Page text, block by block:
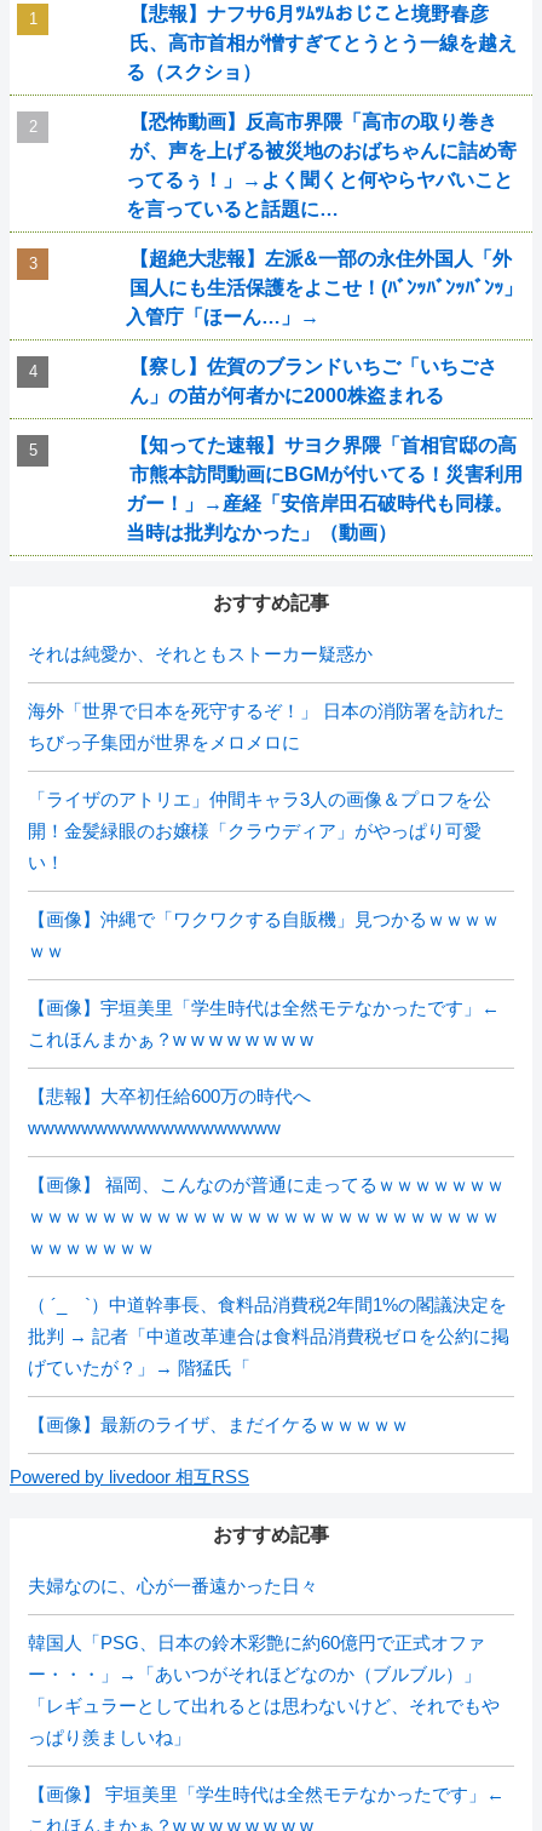
【悲報】ナフサ6月ﾂﾑﾂﾑおじこと境野春彦
氏、高市首相が憎すぎてとうとう一線を越え
る（スクショ）
【恐怖動画】反高市界隈「高市の取り巻き
が、声を上げる被災地のおばちゃんに詰め寄
ってるぅ！」→よく聞くと何やらヤバいこと
を言っていると話題に…
【超絶大悲報】左派&一部の永住外国人「外
国人にも生活保護をよこせ！(ﾊﾞﾝｯﾊﾞﾝｯﾊﾞﾝｯ」
入管庁「ほーん…」→
【察し】佐賀のブランドいちご「いちごさ
ん」の苗が何者かに2000株盗まれる
【知ってた速報】サヨク界隈「首相官邸の高
市熊本訪問動画にBGMが付いてる！災害利用
ガー！」→産経「安倍岸田石破時代も同様。
当時は批判なかった」（動画）
おすすめ記事
それは純愛か、それともストーカー疑惑か
海外「世界で日本を死守するぞ！」 日本の消防署を訪れた
ちびっ子集団が世界をメロメロに
「ライザのアトリエ」仲間キャラ3人の画像＆プロフを公
開！金髪緑眼のお嬢様「クラウディア」がやっぱり可愛
い！
【画像】沖縄で「ワクワクする自販機」見つかるｗｗｗｗ
ｗｗ
【画像】宇垣美里「学生時代は全然モテなかったです」←
これほんまかぁ？w w w w w w w w
【悲報】大卒初任給600万の時代へ
wwwwwwwwwwwwwwwwwww
【画像】 福岡、こんなのが普通に走ってるｗｗｗｗｗｗｗ
ｗｗｗｗｗｗｗｗｗｗｗｗｗｗｗｗｗｗｗｗｗｗｗｗｗｗ
ｗｗｗｗｗｗｗ
（ ´_ゝ`）中道幹事長、食料品消費税2年間1%の閣議決定を
批判 → 記者「中道改革連合は食料品消費税ゼロを公約に掲
げていたが？」→ 階猛氏「
【画像】最新のライザ、まだイケるｗｗｗｗｗ
Powered by livedoor 相互RSS
おすすめ記事
夫婦なのに、心が一番遠かった日々
韓国人「PSG、日本の鈴木彩艶に約60億円で正式オファ
ー・・・」→「あいつがそれほどなのか（ブルブル）」
「レギュラーとして出れるとは思わないけど、それでもや
っぱり羨ましいね」
【画像】 宇垣美里「学生時代は全然モテなかったです」←
これほんまかぁ？w w w w w w w w